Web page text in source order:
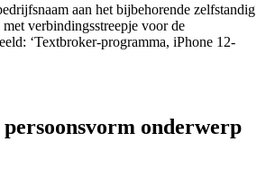
aan het bijbehorende zelfstandig
verbindingsstreepje voor de
‘Textbroker-programma, iPhone 12-
onderwerp